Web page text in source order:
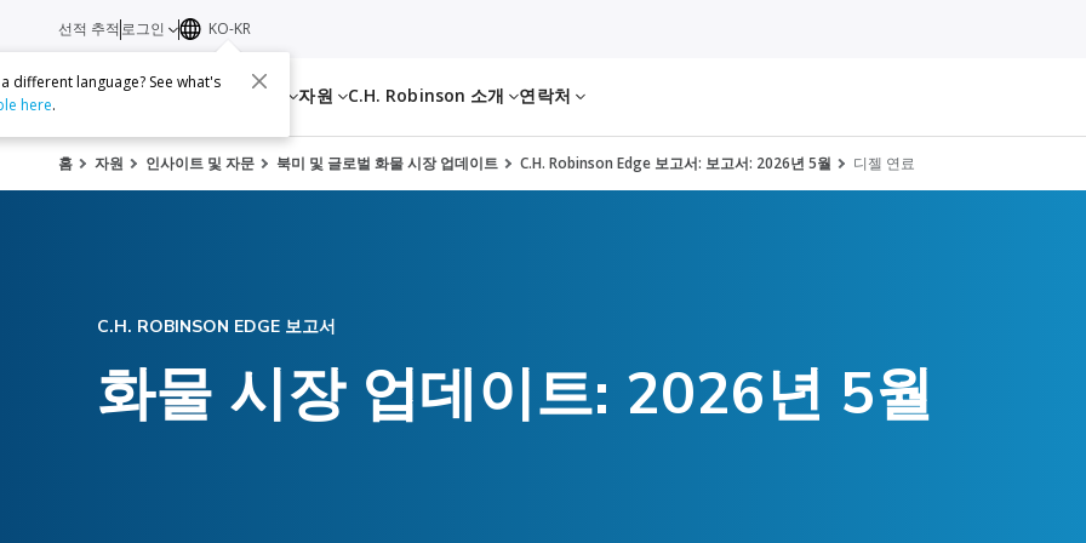
서비스 자원 C.H. Robinson 소개 연락처
선적 추적 로그인 KO-KR
different language? See what's
here.
홈 자원 인사이트 및 자문 북미 및 글로벌 화물 시장 업데이트 C.H. Robinson Edge 보고서: 보고서: 2026년 5월 디젤 연료
C.H. ROBINSON EDGE 보고서
화물 시장 업데이트: 2026년 5월